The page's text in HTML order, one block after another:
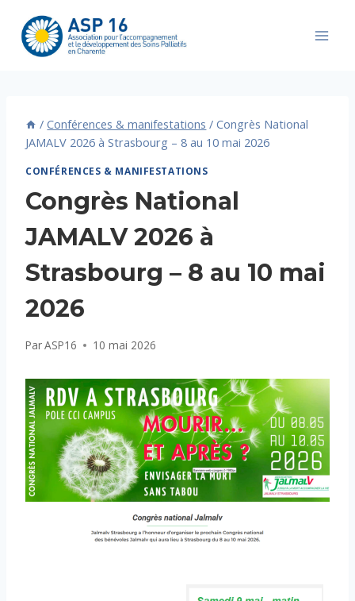
contenu
/ Conférences & manifestations / Congrès National
JAMALV 2026 à Strasbourg – 8 au 10 mai 2026
CONFÉRENCES & MANIFESTATIONS
Congrès National
JAMALV 2026 à
Strasbourg – 8 au 10 mai
2026
ParASP16 10 mai 2026